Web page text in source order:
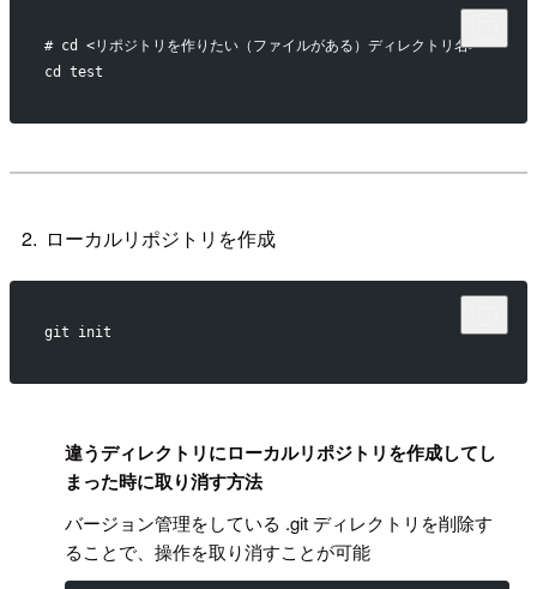
# cd <リポジトリを作りたい（ファイルがある）ディレクトリ名>
cd test
ローカルリポジトリを作成
git init
違うディレクトリにローカルリポジトリを作成してし
まった時に取り消す方法
バージョン管理をしている .git ディレクトリを削除す
ることで、操作を取り消すことが可能